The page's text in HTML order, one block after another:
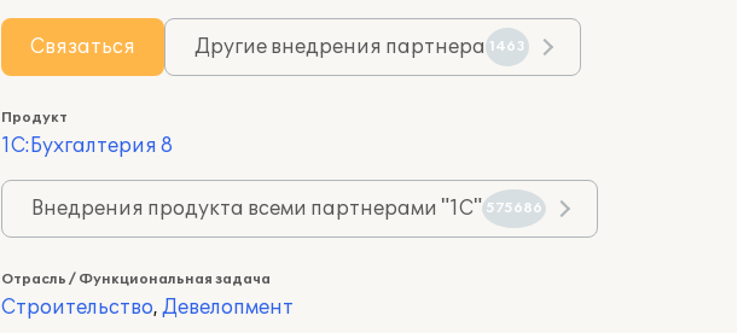
Связаться Другие внедрения партнера 1463
Продукт
1С:Бухгалтерия 8
Внедрения продукта всеми партнерами "1С" 575686
Отрасль / Функциональная задача
Строительство, Девелопмент